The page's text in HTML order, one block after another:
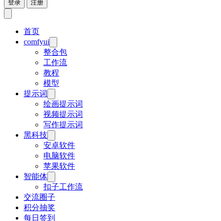
登录 注册
首页
comfyui
整合包
工作流
教程
模型
提示词
绘画提示词
视频提示词
写作提示词
黑科技
安卓软件
电脑软件
苹果软件
智能体
扣子工作流
交流圈子
积分抽奖
每日签到